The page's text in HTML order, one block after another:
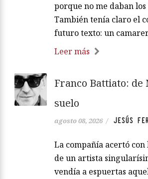
porque no me daban
También tenía claro el
futuro texto: un
Leer más
Franco Battiato:
suelo
agosto 08, 2026 / JESÚS
La compañía acertó
de un artista
vendía a espuertas